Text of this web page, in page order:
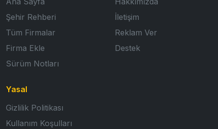
Şehir Rehberi
Tüm Firmalar
Firma Ekle
Sürüm Notları
İletişim
Reklam Ver
Destek
Yasal
Gizlilik Politikası
Kullanım Koşulları